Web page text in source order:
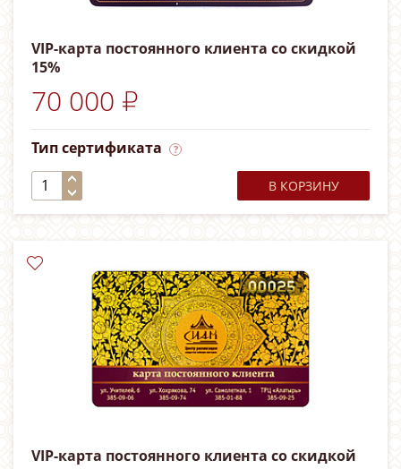
VIP-карта постоянного клиента со скидкой
15%
70 000 ₽
Тип сертификата
В КОРЗИНУ
VIP-карта постоянного клиента со скидкой